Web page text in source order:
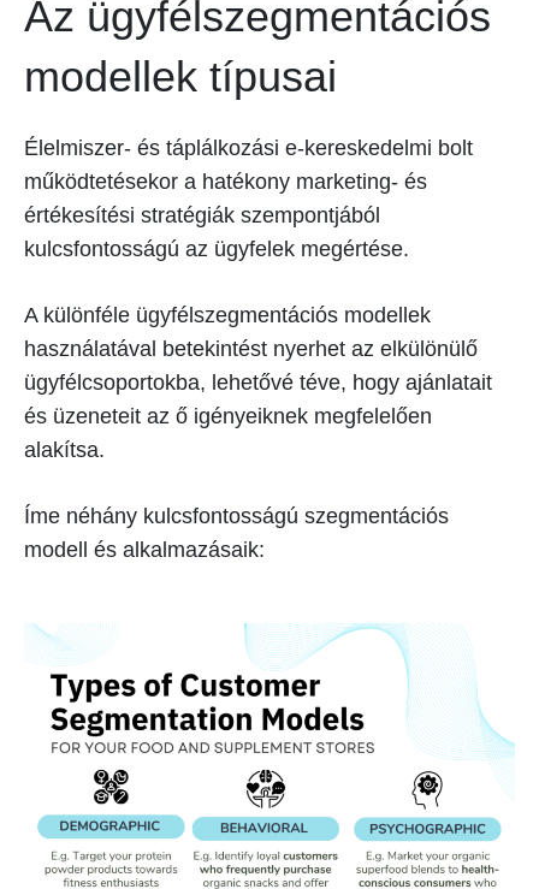
Az ügyfélszegmentációs
modellek típusai
Élelmiszer- és táplálkozási e-kereskedelmi bolt
működtetésekor a hatékony marketing- és
értékesítési stratégiák szempontjából
kulcsfontosságú az ügyfelek megértése.
A különféle ügyfélszegmentációs modellek
használatával betekintést nyerhet az elkülönülő
ügyfélcsoportokba, lehetővé téve, hogy ajánlatait
és üzeneteit az ő igényeiknek megfelelően
alakítsa.
Íme néhány kulcsfontosságú szegmentációs
modell és alkalmazásaik: